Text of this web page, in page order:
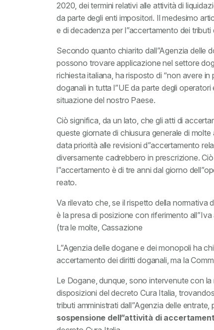
2020, dei termini relativi alle attività di
da parte degli enti impositori. Il medesimo
e di decadenza per l”accertamento dei
Secondo quanto chiarito dall”Agenzia delle
possono trovare applicazione nel settore
richiesta italiana, ha risposto di “non avere
doganali in tutta l”UE da parte degli
situazione del nostro Paese.
Ciò significa, da un lato, che gli atti di
queste giornate di chiusura generale di
data priorità alle revisioni d”accertamento
diversamente cadrebbero in prescrizione.
l”accertamento è di tre anni dal giorno
reato.
Va rilevato che, se il rispetto della normativa
è la presa di posizione con riferimento
(tra le molte, Cassazione
L”Agenzia delle dogane e dei monopoli ha
accertamento dei diritti doganali, ma la
Le Dogane, dunque, sono intervenute con
disposizioni del decreto Cura Italia,
tributi amministrati dall”Agenzia delle
sospensione dell”attività di